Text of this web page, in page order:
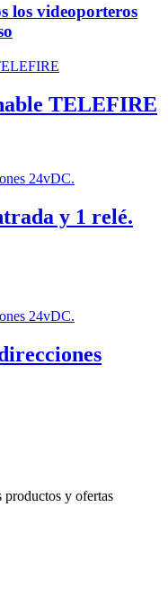
los videoporteros
TELEFIRE
y 1 relé.
productos y ofertas